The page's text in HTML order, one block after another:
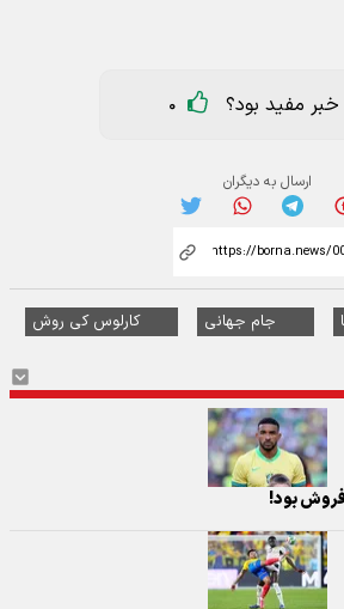
خبر مفید بود؟ 0
ارسال به دیگران
جام جهانی کارلوس کی روش
بود!